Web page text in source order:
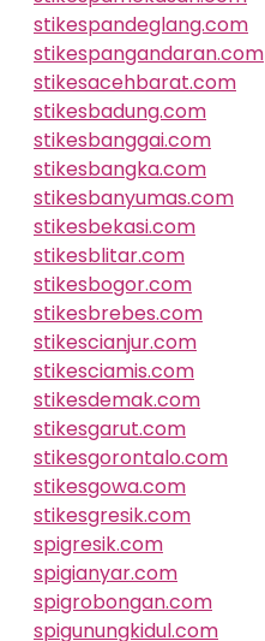
stikespandeglang.com
stikespangandaran.com
stikesacehbarat.com
stikesbadung.com
stikesbanggai.com
stikesbangka.com
stikesbanyumas.com
stikesbekasi.com
stikesblitar.com
stikesbogor.com
stikesbrebes.com
stikescianjur.com
stikesciamis.com
stikesdemak.com
stikesgarut.com
stikesgorontalo.com
stikesgowa.com
stikesgresik.com
spigresik.com
spigianyar.com
spigrobongan.com
spigunungkidul.com